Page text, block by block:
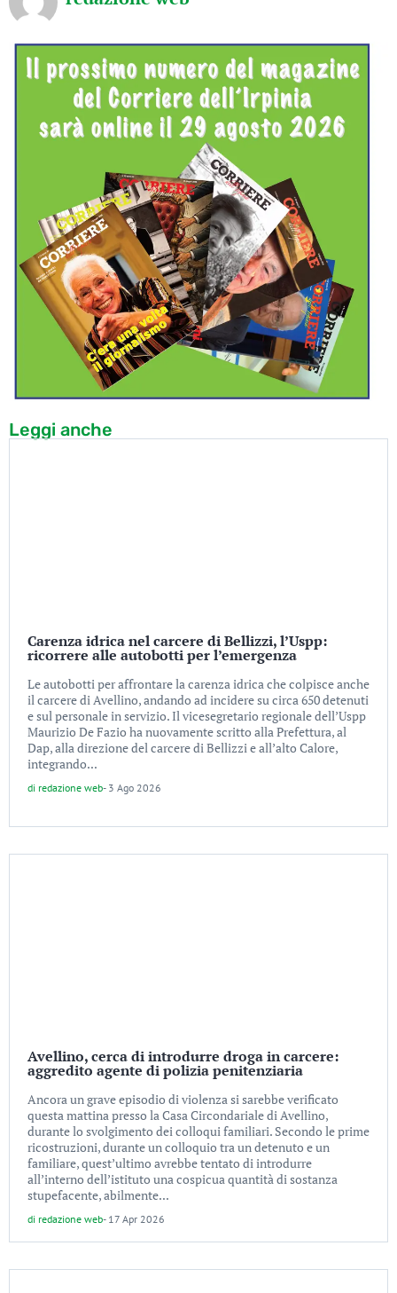
Leggi anche
Carenza idrica nel carcere di Bellizzi, l’Uspp:
ricorrere alle autobotti per l’emergenza
Le autobotti per affrontare la carenza idrica che colpisce anche
il carcere di Avellino, andando ad incidere su circa 650 detenuti
e sul personale in servizio. Il vicesegretario regionale dell’Uspp
Maurizio De Fazio ha nuovamente scritto alla Prefettura, al
Dap, alla direzione del carcere di Bellizzi e all’alto Calore,
integrando...
di redazione web- 3 Ago 2026
Avellino, cerca di introdurre droga in carcere:
aggredito agente di polizia penitenziaria
Ancora un grave episodio di violenza si sarebbe verificato
questa mattina presso la Casa Circondariale di Avellino,
durante lo svolgimento dei colloqui familiari. Secondo le prime
ricostruzioni, durante un colloquio tra un detenuto e un
familiare, quest’ultimo avrebbe tentato di introdurre
all’interno dell’istituto una cospicua quantità di sostanza
stupefacente, abilmente...
di redazione web- 17 Apr 2026